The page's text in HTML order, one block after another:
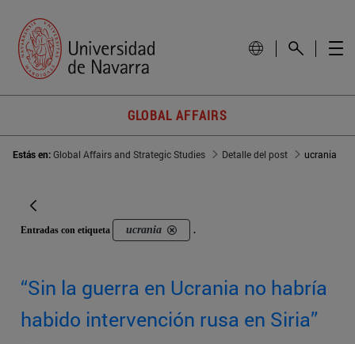
GLOBAL AFFAIRS
Estás en:Global Affairs and Strategic Studies Detalle del post ucrania
Entradas con etiqueta ucrania .
“Sin la guerra en Ucrania no habría
habido intervención rusa en Siria”